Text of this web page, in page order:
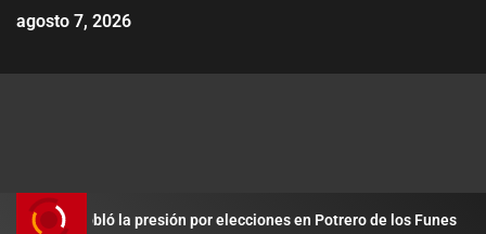
agosto 7, 2026
redobló la presión por elecciones en Potrero de los Funes